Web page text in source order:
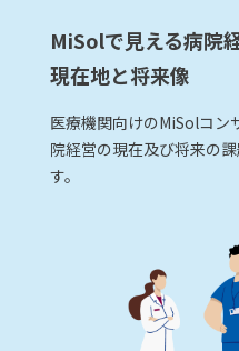
MiSolで見える病院
現在地と将来像
医療機関向けのMiSolコン
院経営の現在及び将来の
す。